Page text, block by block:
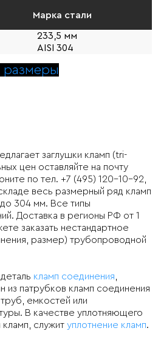
Марка стали
233,5 мм
AISI 304
размеры
заглушки кламп (tri-
цен оставляйте на почту
по тел. +7 (495) 120-10-92,
весь размерный ряд кламп
304 мм. Все типы
Доставка в регионы РФ от 1
заказать нестандартное
размер) трубопроводной
кламп соединения
из патрубков кламп соединения
емкостей или
В качестве уплотняющего
кламп, служит уплотнение кламп.